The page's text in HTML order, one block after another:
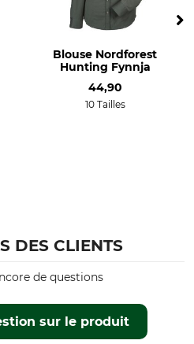
Nettoyage professionnel à
Blouse Nordforest
Hunting Fynnja
44,90
10 Tailles
DES CLIENTS
sur le produit
de questions